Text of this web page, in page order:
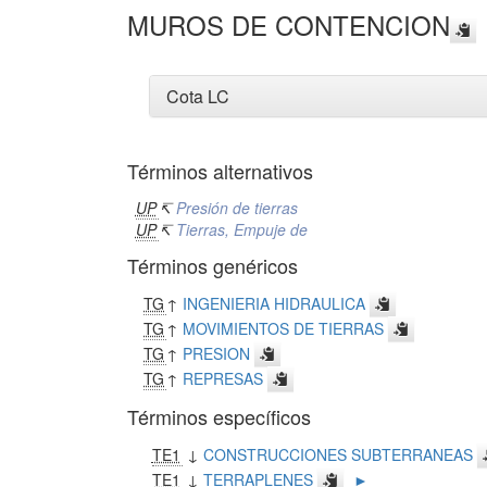
MUROS DE CONTENCION
Cota LC
Términos alternativos
UP ↸Presión de tierras
UP ↸Tierras, Empuje de
Términos genéricos
TG ↑ INGENIERIA HIDRAULICA
TG ↑ MOVIMIENTOS DE TIERRAS
TG ↑ PRESION
TG ↑ REPRESAS
Términos específicos
TE1 ↓ CONSTRUCCIONES SUBTERRANEAS
TE1 ↓ TERRAPLENES ►